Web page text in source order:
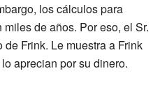
los cálculos para
de años. Por eso, el Sr.
Frink. Le muestra a Frink
aprecian por su dinero.